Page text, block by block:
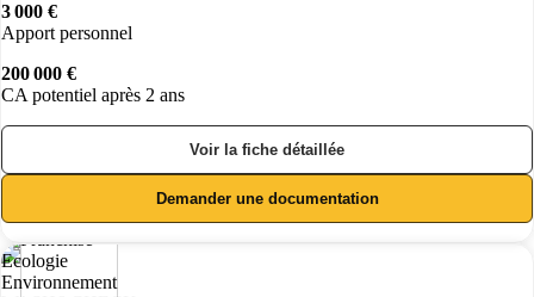
3 000 €
Apport personnel
200 000 €
CA potentiel après 2 ans
Voir la fiche détaillée
Demander une documentation